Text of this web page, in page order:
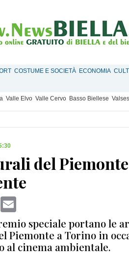
COSTUME E SOCIETÀ ECONOMIA
Valle Elvo Valle Cervo Basso Biellese
del
WhatsApp
speciale portano le
Piemonte a Torino in
al cinema ambientale.